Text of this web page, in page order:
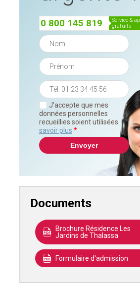
0 800 145 819
service & appel
gratuits
J'accepte que mes
données personnelles
recueillies soient utilisées. En
savoir plus *
Documents
Brochure Résidence Les
Jardins de Thalassa
Formulaire d'admission